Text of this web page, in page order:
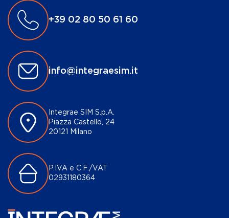
+39 02 80 50 61 60
info@integraesim.it
Integrae SIM S.p.A.
Piazza Castello, 24
20121 Milano
P.IVA e C.F./VAT
02931180364